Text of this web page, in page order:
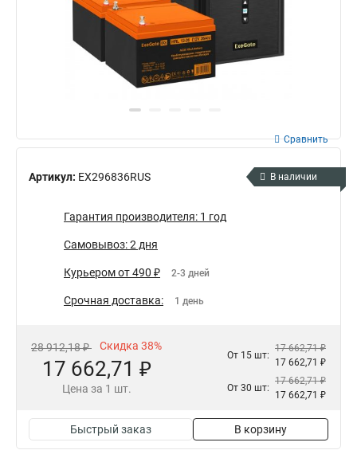
Артикул: EX296836RUS
Сравнить
В наличии
Гарантия производителя: 1 год
Самовывоз: 2 дня
Курьером от 490 ₽ 2-3 дней
Срочная доставка: 1 день
28 912,18 ₽ Скидка 38%
17 662,71 ₽
Цена за 1 шт.
От 15 шт:
17 662,71 ₽
17 662,71 ₽
От 30 шт:
17 662,71 ₽
17 662,71 ₽
Быстрый заказ В корзину